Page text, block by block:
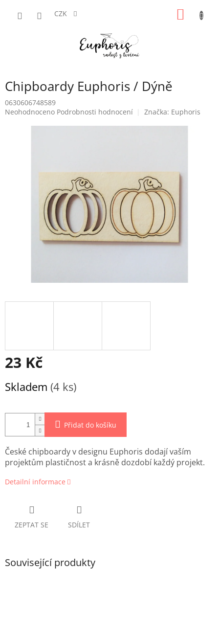
CZK
Chipboardy Euphoris / Dýně
0630606748589
Průměrné
Neohodnoceno Podrobnosti hodnocení Značka: Euphoris
23 Kč
cena:
Skladem (4 ks)
Přidat do košíku
České chipboardy v designu Euphoris dodají vaším
projektům plastičnost a krásně dozdobí každý projekt.
Detailní informace
ZEPTAT SE SDÍLET
Související produkty